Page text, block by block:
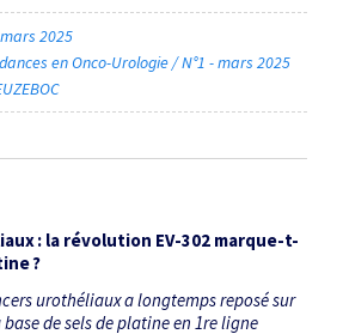
2025
en Onco-Urologie / N°1 - mars 2025
: la révolution EV-302 marque-t-
?
urothéliaux a longtemps reposé sur
de sels de platine en 1re ligne